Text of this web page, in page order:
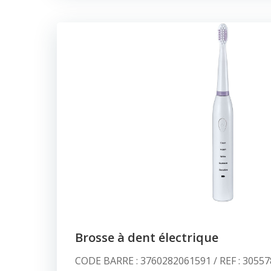
Brosse à dent électrique
CODE BARRE : 3760282061591 / REF :